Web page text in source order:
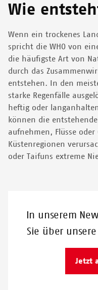
Wie
Wenn ein trockenes
spricht die WHO von
die häufigste Art von
durch das
entstehen. In den
starke Regenfälle
heftig oder
können die
aufnehmen, Flüsse
Küstenregionen
oder Taifuns extreme
In unserem
Sie über
Jetzt